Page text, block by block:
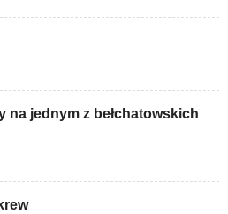
na jednym z bełchatowskich